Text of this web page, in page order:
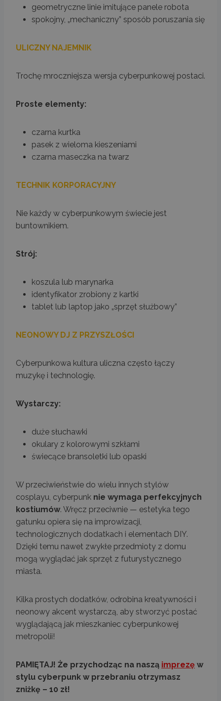
geometryczne linie imitujące panele robota
spokojny, „mechaniczny” sposób poruszania się
ULICZNY NAJEMNIK
Trochę mroczniejsza wersja cyberpunkowej postaci.
Proste elementy:
czarna kurtka
pasek z wieloma kieszeniami
czarna maseczka na twarz
TECHNIK KORPORACYJNY
Nie każdy w cyberpunkowym świecie jest
buntownikiem.
Strój:
koszula lub marynarka
identyfikator zrobiony z kartki
tablet lub laptop jako „sprzęt służbowy”
NEONOWY DJ Z PRZYSZŁOŚCI
Cyberpunkowa kultura uliczna często łączy
muzykę i technologię.
Wystarczy:
duże słuchawki
okulary z kolorowymi szkłami
świecące bransoletki lub opaski
W przeciwieństwie do wielu innych stylów
cosplayu, cyberpunk nie wymaga perfekcyjnych
kostiumów. Wręcz przeciwnie — estetyka tego
gatunku opiera się na improwizacji,
technologicznych dodatkach i elementach DIY.
Dzięki temu nawet zwykłe przedmioty z domu
mogą wyglądać jak sprzęt z futurystycznego
miasta.
Kilka prostych dodatków, odrobina kreatywności i
neonowy akcent wystarczą, aby stworzyć postać
wyglądającą jak mieszkaniec cyberpunkowej
metropolii!
PAMIĘTAJ! Że przychodząc na naszą imprezę w
stylu cyberpunk w przebraniu otrzymasz
zniżkę – 10 zł!